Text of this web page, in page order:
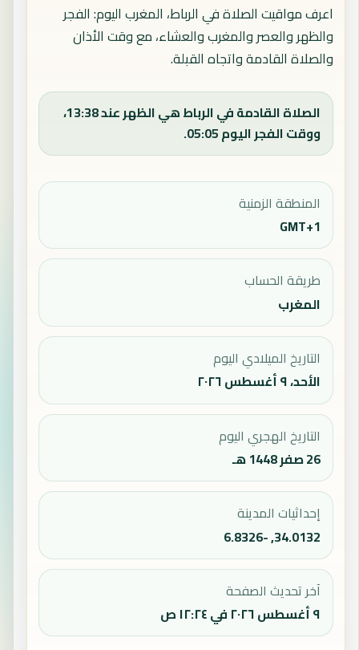
اعرف مواقيت الصلاة في الرباط، المغرب اليوم: الفجر
والظهر والعصر والمغرب والعشاء، مع وقت الأذان
والصلاة القادمة واتجاه القبلة.
الصلاة القادمة في الرباط هي الظهر عند 13:38،
ووقت الفجر اليوم 05:05.
المنطقة الزمنية
GMT+1
طريقة الحساب
المغرب
التاريخ الميلادي اليوم
الأحد، ٩ أغسطس ٢٠٢٦
التاريخ الهجري اليوم
26 صفر 1448 هـ
إحداثيات المدينة
34.0132, -6.8326
آخر تحديث الصفحة
٩ أغسطس ٢٠٢٦ في ١٢:٢٤ ص